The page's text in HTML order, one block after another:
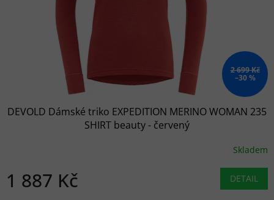
2 699 Kč
–30 %
DEVOLD Dámské triko EXPEDITION MERINO WOMAN 235
SHIRT beauty - červený
Skladem
1 887 Kč DETAIL